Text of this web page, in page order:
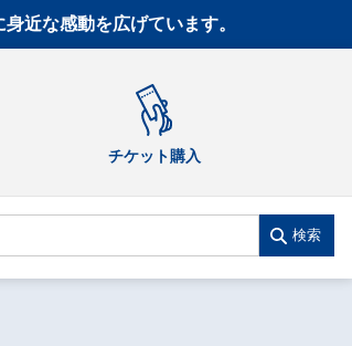
近な感動を広げています。
チケット購入
検索